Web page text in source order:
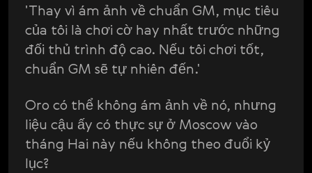
'Thay vì ám ảnh về chuẩn GM, mục tiêu
của tôi là chơi cờ hay nhất trước những
đối thủ trình độ cao. Nếu tôi chơi tốt,
chuẩn GM sẽ tự nhiên đến.'
Oro có thể không ám ảnh về nó, nhưng
liệu cậu ấy có thực sự ở Moscow vào
tháng Hai này nếu không theo đuổi kỷ
lục?